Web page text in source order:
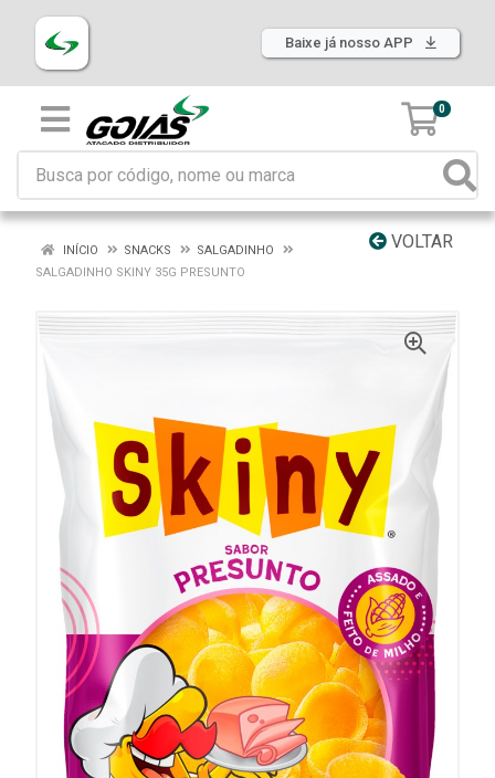
Baixe já nosso APP
0
VOLTAR
INÍCIO SNACKS
SALGADINHO
SALGADINHO SKINY 35G PRESUNTO